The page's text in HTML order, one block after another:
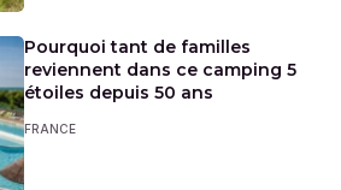
Pourquoi tant de familles
reviennent dans ce camping 5
étoiles depuis 50 ans
FRANCE